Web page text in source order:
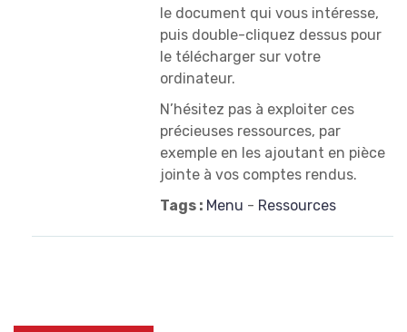
le document qui vous intéresse,
puis double-cliquez dessus pour
le télécharger sur votre
ordinateur.
N’hésitez pas à exploiter ces
précieuses ressources, par
exemple en les ajoutant en pièce
jointe à vos comptes rendus.
Tags : Menu - Ressources